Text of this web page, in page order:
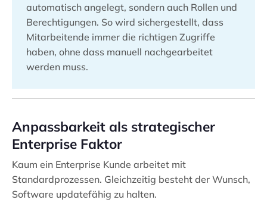
automatisch angelegt, sondern auch Rollen und
Berechtigungen. So wird sichergestellt, dass
Mitarbeitende immer die richtigen Zugriffe
haben, ohne dass manuell nachgearbeitet
werden muss.
Anpassbarkeit als strategischer
Enterprise Faktor
Kaum ein Enterprise Kunde arbeitet mit
Standardprozessen. Gleichzeitig besteht der Wunsch,
Software updatefähig zu halten.